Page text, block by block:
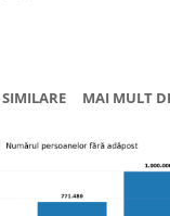
MAI MULT